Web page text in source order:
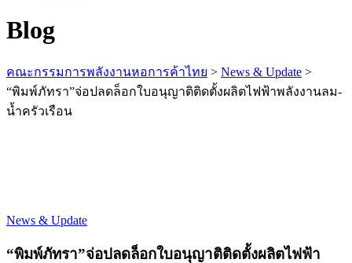
Blog
คณะกรรมการพลังงานหอการค้าไทย > News & Update >
“พิมพ์ภัทรา”จ่อปลดล็อกใบอนุญาติติดตั้งผลิตไฟฟ้าพลังงานลม-
น้ำครัวเรือน
News & Update
“พิมพ์ภัทรา”จ่อปลดล็อกใบอนุญาติติดตั้งผลิตไฟฟ้า